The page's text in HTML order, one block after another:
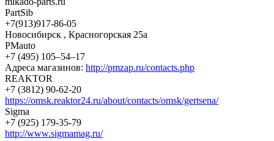
PartSib
+7(913)917-86-05
Новосибирск , Красногорская 25а
PMauto
+7 (495) 105‒54‒17
Адреса магазинов: http://pmzap.ru/contacts.php
REAKTOR
+7 (3812) 90-62-20
https://omsk.reaktor24.ru/about/contacts/omsk/gertsena/
Sigma
+7 (925) 179-35-79
http://www.sigmamag.ru/